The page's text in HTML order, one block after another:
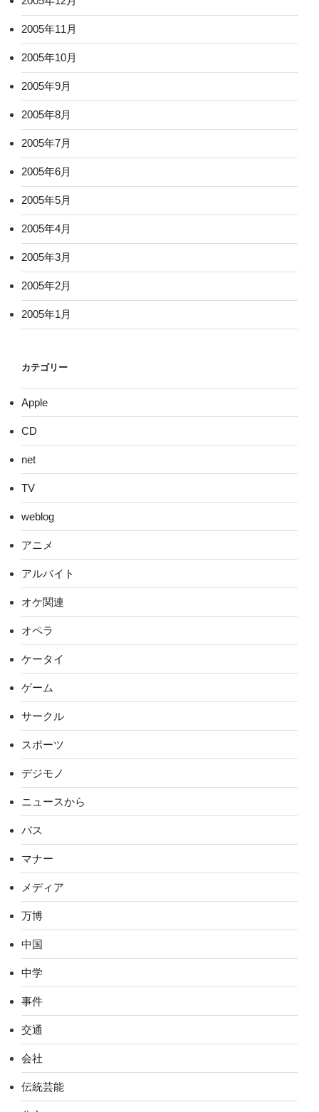
2005年11月
2005年10月
2005年9月
2005年8月
2005年7月
2005年6月
2005年5月
2005年4月
2005年3月
2005年2月
2005年1月
カテゴリー
Apple
CD
net
TV
weblog
アニメ
アルバイト
オケ関連
オペラ
ケータイ
ゲーム
サークル
スポーツ
デジモノ
ニュースから
バス
マナー
メディア
万博
中国
中学
事件
交通
会社
伝統芸能